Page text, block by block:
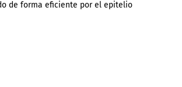
de forma eficiente por el epitelio